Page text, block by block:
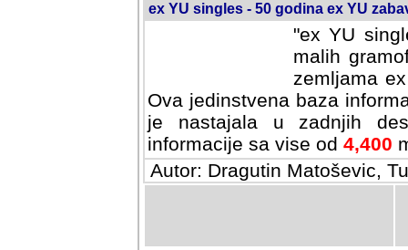
ex YU singles - 50 godina ex YU
"ex YU
malih
zemljama
Ova jedinstvena baza
je nastajala u zadnjih
informacije sa vise od 4,400
Autor: Dragutin Matoševic,